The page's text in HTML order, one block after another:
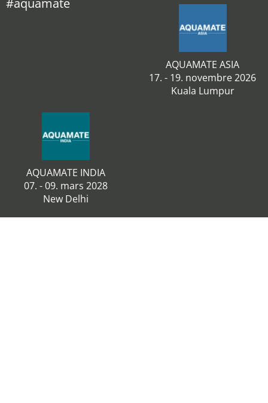
#aquamate
AQUAMATE ASIA
17. - 19. novembre 2026
Kuala Lumpur
AQUAMATE INDIA
07. - 09. mars 2028
New Delhi